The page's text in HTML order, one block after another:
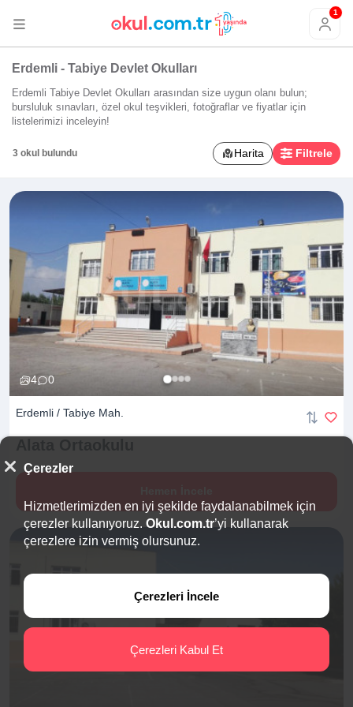
1
Erdemli - Tabiye Devlet Okulları
Erdemli Tabiye Devlet Okulları arasından size uygun olanı bulun;
bursluluk sınavları, özel okul teşvikleri, fotoğraflar ve fiyatlar için
listelerimizi inceleyin!
3 okul bulundu Harita Filtrele
4 0
Erdemli / Tabiye Mah.
Çerezler
Hizmetlerimizden en iyi şekilde faydalanabilmek için
çerezler kullanıyoruz. Okul.com.tr’yi kullanarak
çerezlere izin vermiş olursunuz.
Çerezleri İncele
Çerezleri Kabul Et